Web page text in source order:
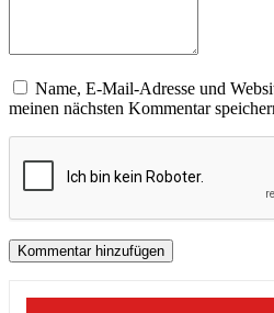
Name, E-Mail-Adresse und
meinen nächsten Kommentar